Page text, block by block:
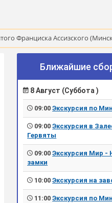
Франциска Ассизского
Ближайшие
8 Август (Суббота )
09:00Экскурсия по
09:00Экскурсия в
Гервяты
09:00Экскурсия Мир -
замки
10:00Экскурсия на
11:00Экскурсия по